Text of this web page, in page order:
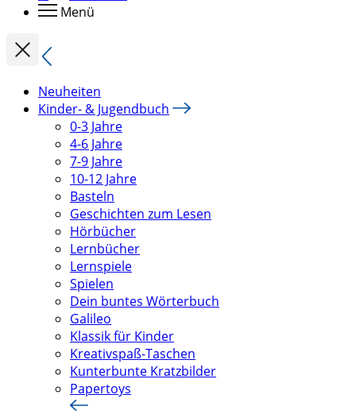
Menü
Neuheiten
Kinder- & Jugendbuch
0-3 Jahre
4-6 Jahre
7-9 Jahre
10-12 Jahre
Basteln
Geschichten zum Lesen
Hörbücher
Lernbücher
Lernspiele
Spielen
Dein buntes Wörterbuch
Galileo
Klassik für Kinder
Kreativspaß-Taschen
Kunterbunte Kratzbilder
Papertoys